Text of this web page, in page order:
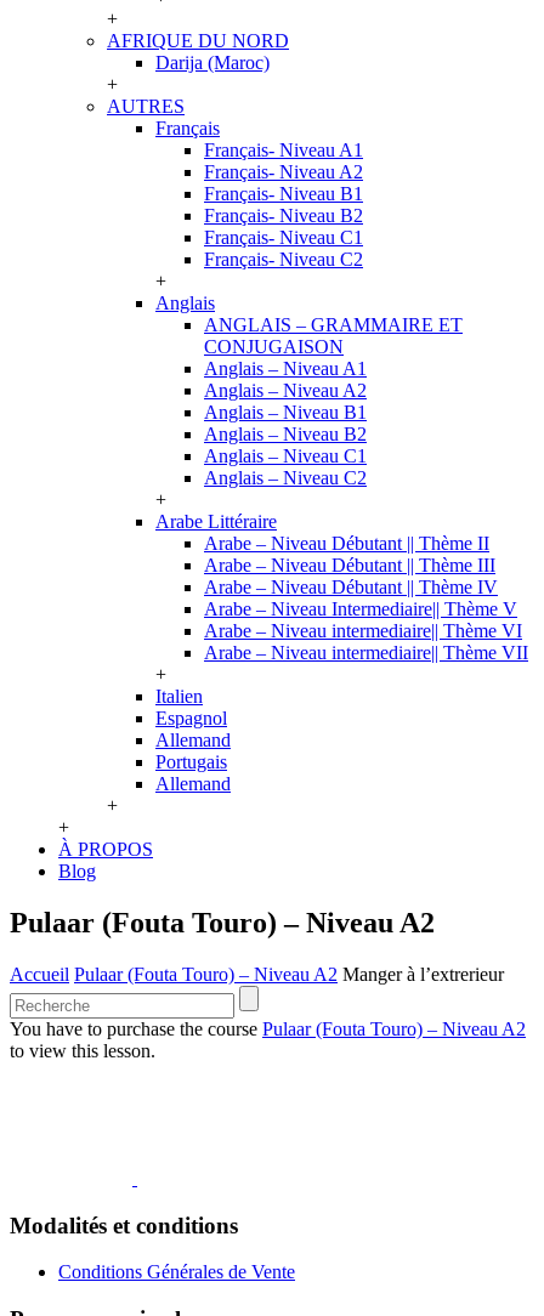
+
AFRIQUE DU NORD
Darija (Maroc)
+
AUTRES
Français
Français- Niveau A1
Français- Niveau A2
Français- Niveau B1
Français- Niveau B2
Français- Niveau C1
Français- Niveau C2
+
Anglais
ANGLAIS – GRAMMAIRE ET
CONJUGAISON
Anglais – Niveau A1
Anglais – Niveau A2
Anglais – Niveau B1
Anglais – Niveau B2
Anglais – Niveau C1
Anglais – Niveau C2
+
Arabe Littéraire
Arabe – Niveau Débutant || Thème II
Arabe – Niveau Débutant || Thème III
Arabe – Niveau Débutant || Thème IV
Arabe – Niveau Intermediaire|| Thème V
Arabe – Niveau intermediaire|| Thème VI
Arabe – Niveau intermediaire|| Thème VII
+
Italien
Espagnol
Allemand
Portugais
Allemand
+
+
À PROPOS
Blog
Pulaar (Fouta Touro) – Niveau A2
Accueil Pulaar (Fouta Touro) – Niveau A2 Manger à l’extrerieur
You have to purchase the course Pulaar (Fouta Touro) – Niveau A2
to view this lesson.
Modalités et conditions
Conditions Générales de Vente